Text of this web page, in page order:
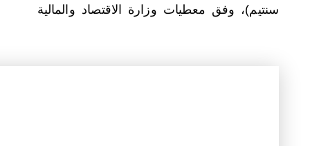
سنتيم)، وفق معطيات وزارة الاقتصاد والمالية